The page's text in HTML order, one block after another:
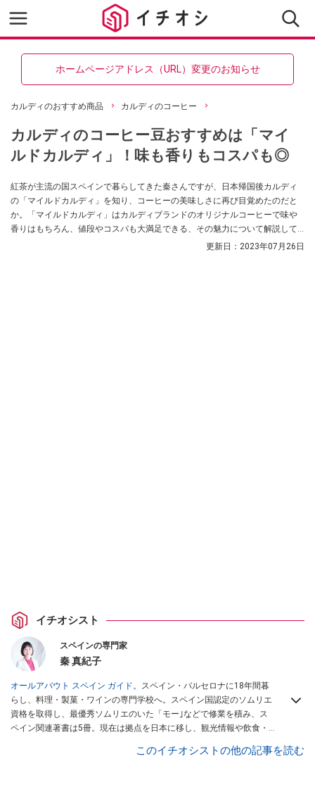
ホームページアドレス（URL）変更のお知らせ
カルディのおすすめ商品 カルディのコーヒー
カルディのコーヒー豆おすすめは「マイ
ルドカルディ」！味も香りもコスパも◎
紅茶が主流の国スペインで暮らしてきた秦さんですが、日本帰国後カルディ
の「マイルドカルディ」を知り、コーヒーの美味しさに再び目覚めたのだと
か。「マイルドカルディ」はカルディブランドのオリジナルコーヒーで味や
香りはもちろん、値段やコスパも大満足できる、その魅力について解説して
更新日： 2023年07月26日
イチオシスト
スペインの専門家
秦 真紀子
オールアバウト スペイン ガイド。 スペイン・バルセロナに18年間暮
らし、料理・製菓・ワインの専門学校へ。スペイン国認定のソムリエ
資格を取得し、最優秀ソムリエのいた「モー｣などで修業を積み、ス
ペイン関連著書は5冊。現在は拠点を日本に移し、観光情報や飲食・
など、食品・スイーツ販売チェーンのおすすめ商
このイチオシストの他の記事を読む